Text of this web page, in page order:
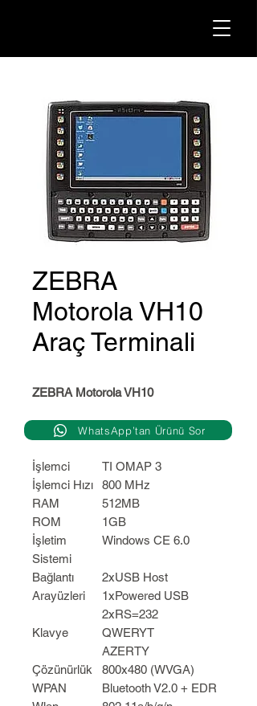
ZEBRA
Motorola VH10
Araç Terminali
ZEBRA Motorola VH10
İşlemci
TI OMAP 3
İşlemci Hızı
800 MHz
RAM
512MB
ROM
1GB
İşletim
Sistemi
Windows CE 6.0
Bağlantı
Arayüzleri
2xUSB Host
1xPowered USB
2xRS=232
Klavye
QWERYT
AZERTY
Çözünürlük
800x480 (WVGA)
WPAN
Bluetooth V2.0 + EDR
WhatsApp’tan Ürünü Sor